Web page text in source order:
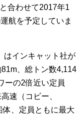
合わせて2017年1
航を予定していま
はインキャット社が
、総トン数4,114
ーの2倍近い定員
速（コビー、
、定員ともに最大